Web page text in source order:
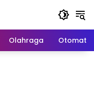
Olahraga Otomatif